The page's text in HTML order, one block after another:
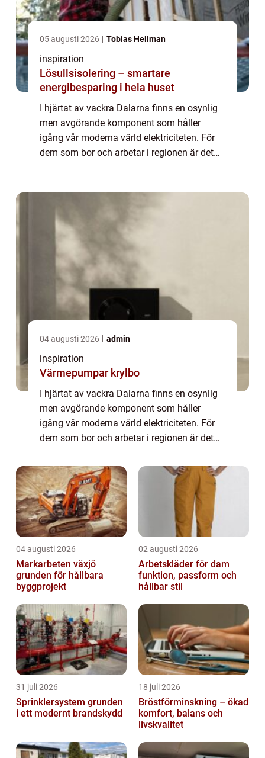
05 augusti 2026 Tobias Hellman
inspiration
Lösullsisolering – smartare
energibesparing i hela huset
I hjärtat av vackra Dalarna finns en osynlig
men avgörande komponent som håller
igång vår moderna värld elektriciteten. För
dem som bor och arbetar i regionen är det
04 augusti 2026 admin
inspiration
Värmepumpar krylbo
I hjärtat av vackra Dalarna finns en osynlig
men avgörande komponent som håller
igång vår moderna värld elektriciteten. För
dem som bor och arbetar i regionen är det
04 augusti 2026
Markarbeten växjö
grunden för hållbara
byggprojekt
02 augusti 2026
Arbetskläder för dam
funktion, passform och
hållbar stil
31 juli 2026
Sprinklersystem grunden
i ett modernt brandskydd
18 juli 2026
Bröstförminskning – ökad
komfort, balans och
livskvalitet